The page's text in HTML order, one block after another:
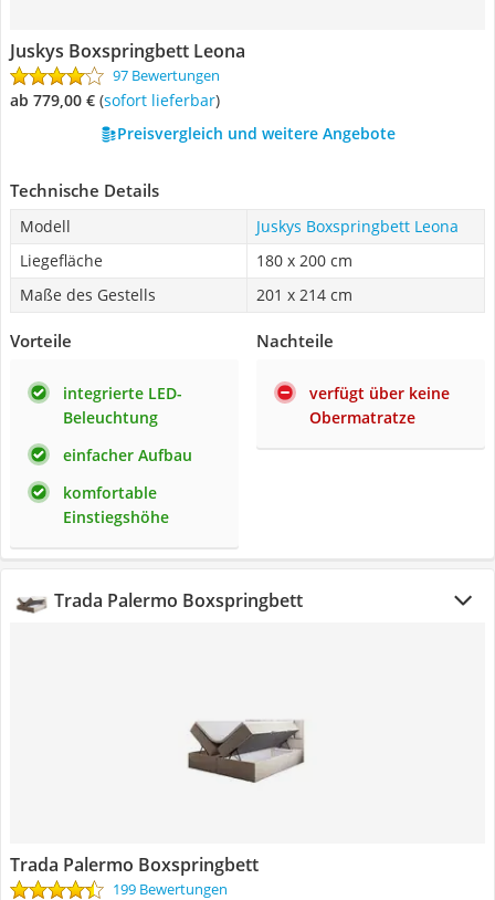
Juskys Boxspringbett Leona
97 Bewertungen
ab 779,00 € ( Sofort lieferbar)
Preisvergleich und weitere Angebote
Technische Details
Modell
Juskys Boxspringbett Leona
Liegefläche
180 x 200 cm
Maße des Gestells
201 x 214 cm
Vorteile
integrierte LED-
Beleuchtung
einfacher Aufbau
komfortable
Einstiegshöhe
Nachteile
verfügt über keine
Obermatratze
Trada Palermo Boxspringbett
Trada Palermo Boxspringbett
199 Bewertungen